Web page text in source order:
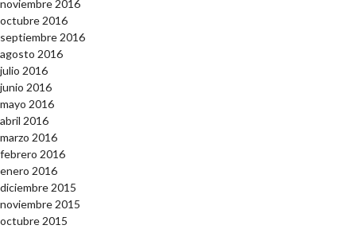
noviembre 2016
octubre 2016
septiembre 2016
agosto 2016
julio 2016
junio 2016
mayo 2016
abril 2016
marzo 2016
febrero 2016
enero 2016
diciembre 2015
noviembre 2015
octubre 2015